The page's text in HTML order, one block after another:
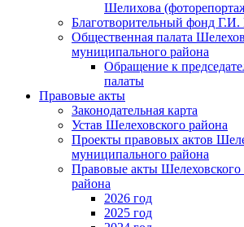
Шелихова
Благотворительный фонд Г.И.
Общественная палата
муниципального района
Обращение к
палаты
Правовые акты
Законодательная карта
Устав Шелеховского района
Проекты правовых актов
муниципального района
Правовые акты
района
2026 год
2025 год